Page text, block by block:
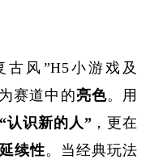
古风”H5小游戏及
赛道中的亮色。用
“认识新的人” ，更在
续性。当经典玩法